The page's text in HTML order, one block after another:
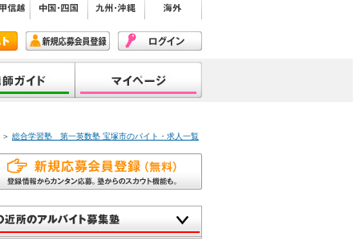
＞ 総合学習塾 第一英数塾 宝塚市のバイト・求人一覧